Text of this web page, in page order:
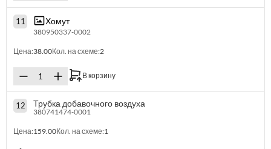
11 Хомут
380950337-0002
Цена:38.00Кол. на схеме:2
В корзину
12 Трубка добавочного воздуха
380741474-0001
Цена:159.00Кол. на схеме:1